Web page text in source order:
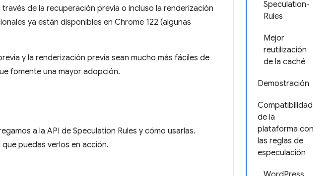
Speculation-
Rules
Mejor
reutilización
de la caché
Demostración
Compatibilidad
de la
plataforma con
las reglas de
especulación
de la recuperación previa o incluso la renderización
ya están disponibles en Chrome 122 (algunas
y la renderización previa sean mucho más fáciles de
fomente una mayor adopción.
a la API de Speculation Rules y cómo usarlas.
que puedas verlos en acción.